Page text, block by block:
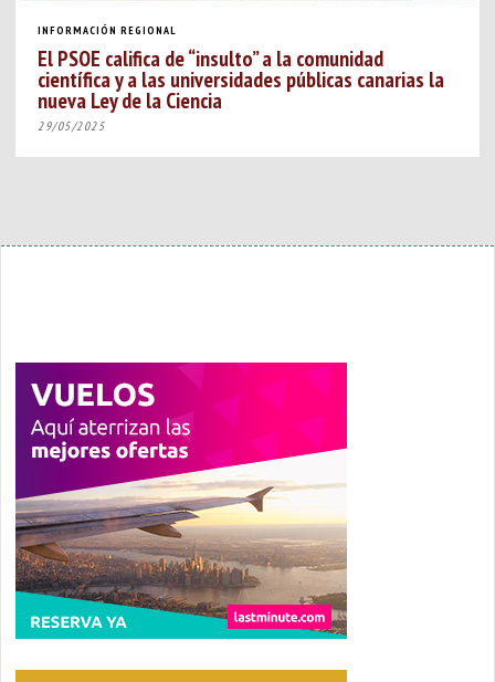
INFORMACIÓN REGIONAL
El PSOE califica de “insulto” a la comunidad
científica y a las universidades públicas canarias la
nueva Ley de la Ciencia
29/05/2025